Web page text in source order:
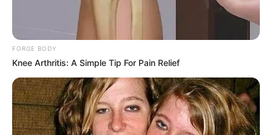
Olya Abramovich
FORGE BODY
Knee Arthritis: A Simple Tip For Pain Relief